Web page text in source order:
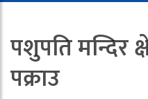
पशुपति मन्दिर
पक्राउ